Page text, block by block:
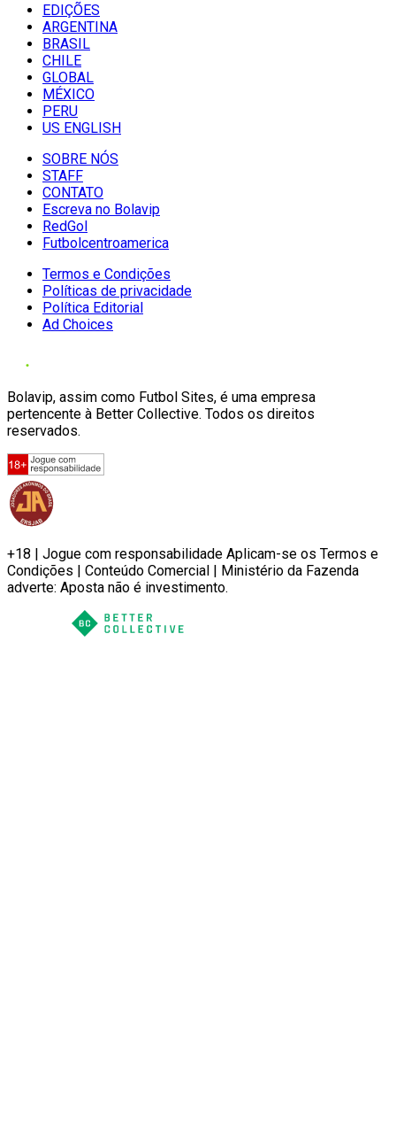
EDIÇÕES
ARGENTINA
BRASIL
CHILE
GLOBAL
MÉXICO
PERU
US ENGLISH
SOBRE NÓS
STAFF
CONTATO
Escreva no Bolavip
RedGol
Futbolcentroamerica
Termos e Condições
Políticas de privacidade
Política Editorial
Ad Choices
Bolavip, assim como Futbol Sites, é uma empresa
pertencente à Better Collective. Todos os direitos
reservados.
+18 | Jogue com responsabilidade Aplicam-se os Termos e
Condições | Conteúdo Comercial | Ministério da Fazenda
adverte: Aposta não é investimento.